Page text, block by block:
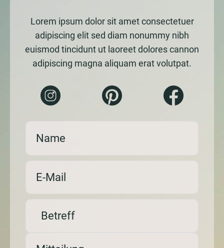
Lorem ipsum dolor sit amet consectetuer
adipiscing elit sed diam nonummy nibh
euismod tincidunt ut laoreet dolores cannon
adipiscing magna aliquam erat volutpat.